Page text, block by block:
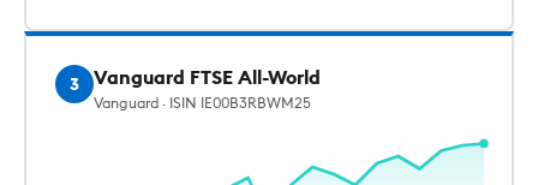
3 Vanguard FTSE All-World
Vanguard · ISIN IE00B3RBWM25